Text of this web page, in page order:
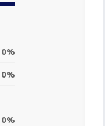
0%
0%
0%